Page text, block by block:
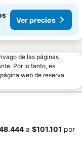
Ver precios
de las páginas
Por lo tanto, es
web de reserva
a ‎$101.101 por